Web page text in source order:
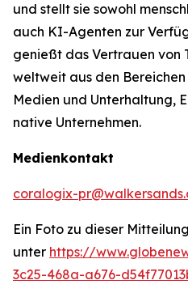
und stellt sie sowohl
auch KI-Agenten zur
genießt das Vertrauen von
weltweit aus den
Medien und Unterhaltung,
native Unternehmen.
Medienkontakt
coralogix-
Ein Foto zu dieser
unter https://
3c25-468a-a676-